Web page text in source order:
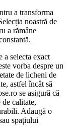
a transforma
noastră de
a rămâne
a selecta exact
vorba despre un
de licheni de
astfel încât să
se asigură că
de calitate,
Adaugă o
spațiului